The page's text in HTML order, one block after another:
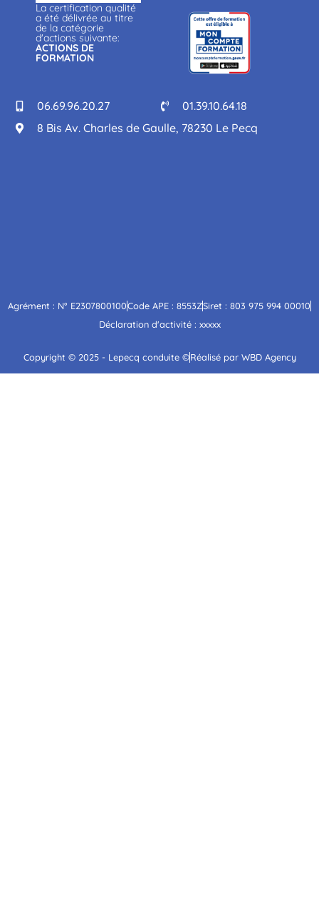
La certification qualité
a été délivrée au titre
de la catégorie
d'actions suivante:
ACTIONS DE
FORMATION
06.69.96.20.27
01.39.10.64.18
8 Bis Av. Charles de Gaulle, 78230 Le Pecq
Agrément : N° E2307800100Code APE : 8553ZSiret : 803 975 994 00010
Déclaration d'activité : xxxxx
Copyright © 2025 - Lepecq conduite ©Réalisé par WBD Agency